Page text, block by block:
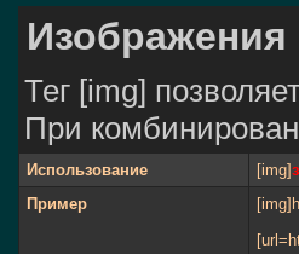
Изображения
Тег [img]
При
Использование [img]
Пример